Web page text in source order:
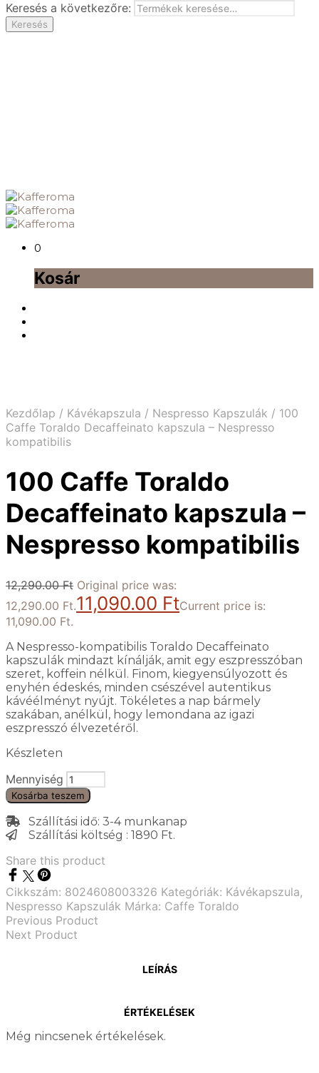
Zacskó Tea
Tartozékok
Keresés a következőre:
Keresés
0
Kosár
Kezdőlap / Kávékapszula / Nespresso Kapszulák / 100
Caffe Toraldo Decaffeinato kapszula – Nespresso
kompatibilis
100 Caffe Toraldo
Decaffeinato kapszula –
Nespresso kompatibilis
12,290.00Ft Original price was:
12,290.00 Ft.11,090.00 FtCurrent price is:
11,090.00 Ft.
A Nespresso-kompatibilis Toraldo Decaffeinato
kapszulák mindazt kínálják, amit egy eszpresszóban
szeret, koffein nélkül. Finom, kiegyensúlyozott és
enyhén édeskés, minden csészével autentikus
kávéélményt nyújt. Tökéletes a nap bármely
szakában, anélkül, hogy lemondana az igazi
eszpresszó élvezetéről.
Készleten
Mennyiség
Kosárba teszem
Szállítási idő: 3-4 munkanap
Szállítási költség : 1890 Ft.
Share this product
Cikkszám: 8024608003326 Kategóriák: Kávékapszula,
Nespresso Kapszulák Márka: Caffe Toraldo
Previous Product
Next Product
LEÍRÁS
ÉRTÉKELÉSEK
Még nincsenek értékelések.